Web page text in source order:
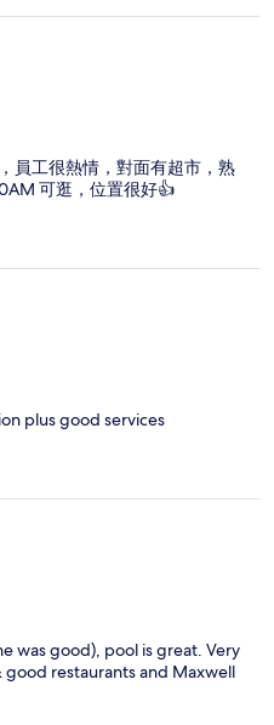
員工很熱情，對面有超市，熟
可逛，位置很好👍
plus good services
was good), pool is great. Very
good restaurants and Maxwell